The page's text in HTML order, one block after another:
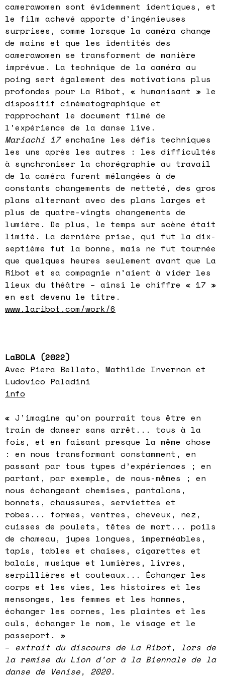
camerawomen sont évidemment identiques, et
le film achevé apporte d’ingénieuses
surprises, comme lorsque la caméra change
de mains et que les identités des
camerawomen se transforment de manière
imprévue. La technique de la caméra au
poing sert également des motivations plus
profondes pour La Ribot, « humanisant » le
dispositif cinématographique et
rapprochant le document filmé de
l’expérience de la danse live.
Mariachi 17enchaîne les défis techniques
les uns après les autres : les difficultés
à synchroniser la chorégraphie au travail
de la caméra furent mélangées à de
constants changements de netteté, des gros
plans alternant avec des plans larges et
plus de quatre-vingts changements de
lumière. De plus, le temps sur scène était
limité. La dernière prise, qui fut la dix-
septième fut la bonne, mais ne fut tournée
que quelques heures seulement avant que La
Ribot et sa compagnie n’aient à vider les
lieux du théâtre – ainsi le chiffre « 17 »
en est devenu le titre.
www.laribot.com/work/6
LaBOLA (2022)
Avec Piera Bellato, Mathilde Invernon et
Ludovico Paladini
info
« J’imagine qu’on pourrait tous être en
train de danser sans arrêt... tous à la
fois, et en faisant presque la même chose
: en nous transformant constamment, en
passant par tous types d’expériences ; en
partant, par exemple, de nous-mêmes ; en
nous échangeant chemises, pantalons,
bonnets, chaussures, serviettes et
robes... formes, ventres, cheveux, nez,
cuisses de poulets, têtes de mort... poils
de chameau, jupes longues, imperméables,
tapis, tables et chaises, cigarettes et
balais, musique et lumières, livres,
serpillières et couteaux... Échanger les
corps et les vies, les histoires et les
mensonges, les femmes et les hommes,
échanger les cornes, les plaintes et les
culs, échanger le nom, le visage et le
passeport. »
– extrait du discours de La Ribot, lors de
la remise du Lion d’or à la Biennale de la
danse de Venise, 2020.